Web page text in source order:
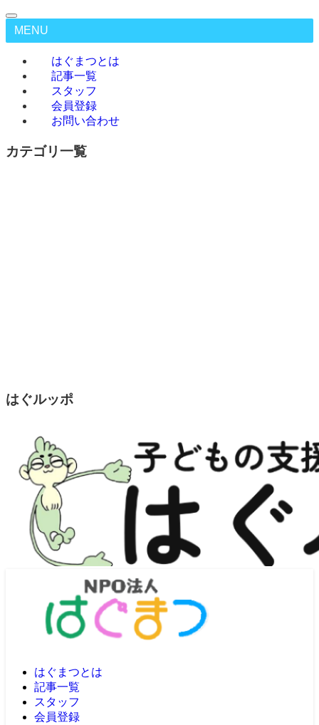
MENU
はぐまつとは
記事一覧
スタッフ
会員登録
お問い合わせ
カテゴリ一覧
はぐルッポ
はぐまつとは
記事一覧
スタッフ
会員登録